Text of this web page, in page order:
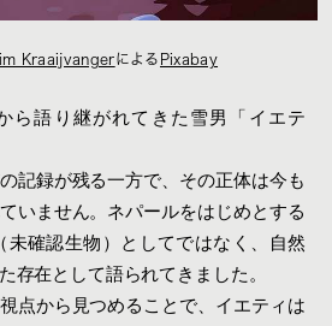
Kraaijvangerによる Pixabay
ら語り継がれてきた雪男「イエテ
記録が残る一方で、その正体は今も
いません。ネパールをはじめとする
未確認生物）としてではなく、自然
存在として語られてきました。
点から見つめることで、イエティは